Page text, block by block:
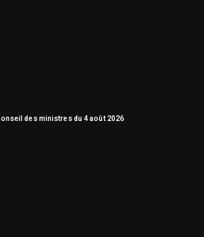
des ministres du 4 août 2026